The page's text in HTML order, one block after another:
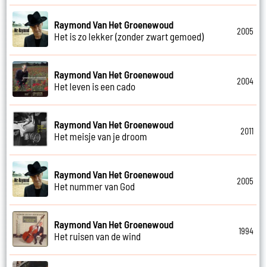
Raymond Van Het Groenewoud
Het is zo lekker (zonder zwart gemoed)
2005
Raymond Van Het Groenewoud
Het leven is een cado
2004
Raymond Van Het Groenewoud
Het meisje van je droom
2011
Raymond Van Het Groenewoud
Het nummer van God
2005
Raymond Van Het Groenewoud
Het ruisen van de wind
1994